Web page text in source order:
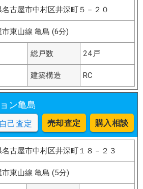
古屋市中村区井深町５－２０
東山線 亀島 (6分)
総戸数 24戸
建築構造 RC
ン亀島
己査定 売却査定 購入相談
古屋市中村区井深町１８－２３
東山線 亀島 (5分)